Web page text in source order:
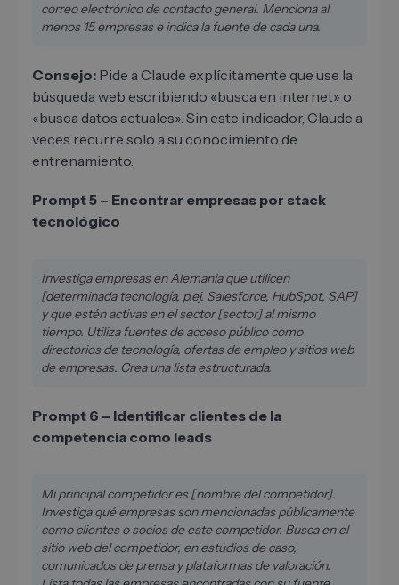
correo electrónico de contacto general. Menciona al
menos 15 empresas e indica la fuente de cada una.
Consejo: Pide a Claude explícitamente que use la
búsqueda web escribiendo «busca en internet» o
«busca datos actuales». Sin este indicador, Claude a
veces recurre solo a su conocimiento de
entrenamiento.
Prompt 5 – Encontrar empresas por stack
tecnológico
Investiga empresas en Alemania que utilicen
[determinada tecnología, p.ej. Salesforce, HubSpot, SAP]
y que estén activas en el sector [sector] al mismo
tiempo. Utiliza fuentes de acceso público como
directorios de tecnología, ofertas de empleo y sitios web
de empresas. Crea una lista estructurada.
Prompt 6 – Identificar clientes de la
competencia como leads
Mi principal competidor es [nombre del competidor].
Investiga qué empresas son mencionadas públicamente
como clientes o socios de este competidor. Busca en el
sitio web del competidor, en estudios de caso,
comunicados de prensa y plataformas de valoración.